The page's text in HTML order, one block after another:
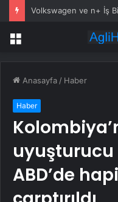
Menü
Anasayfa / Haber
Haber
ABD’de